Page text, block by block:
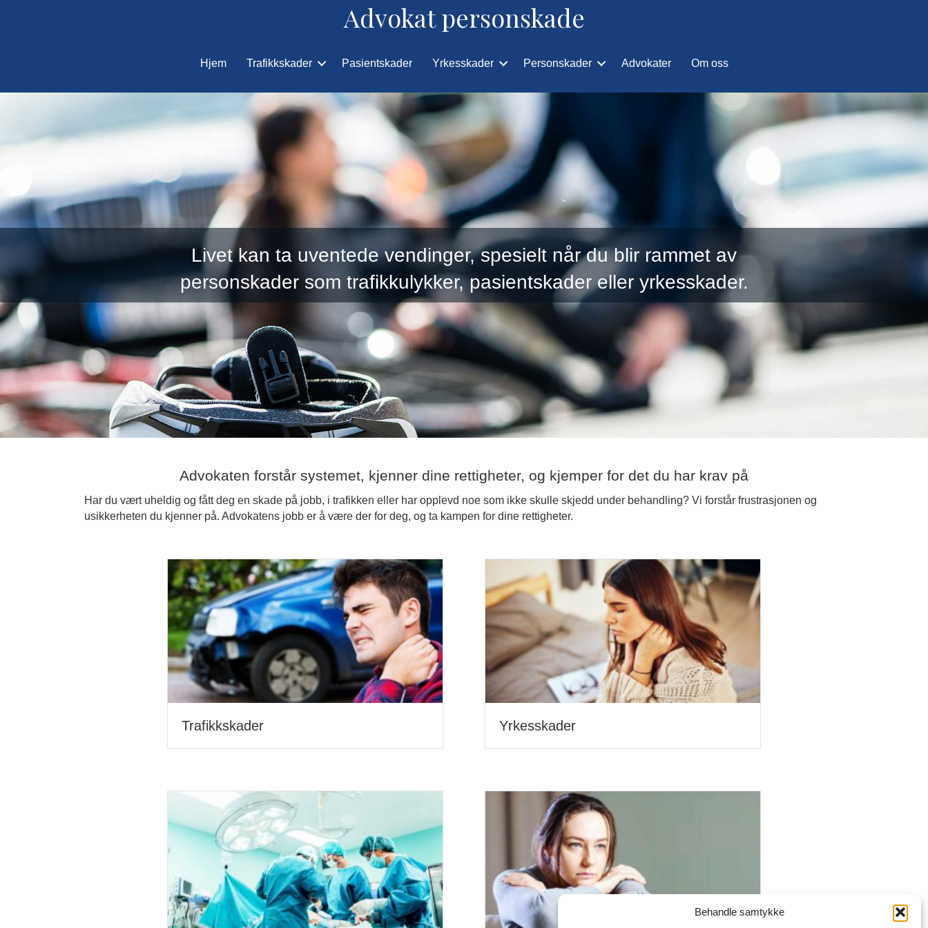
Behandle samtykke
Advokat personskade
Hjem Trafikkskader Pasientskader Yrkesskader Personskader Advokater Om oss
Livet kan ta uventede vendinger, spesielt når du blir rammet av
personskader som trafikkulykker, pasientskader eller yrkesskader.
Advokaten forstår systemet, kjenner dine rettigheter, og kjemper for det du har krav på
Har du vært uheldig og fått deg en skade på jobb, i trafikken eller har opplevd noe som ikke skulle skjedd under behandling? Vi forstår frustrasjonen og
usikkerheten du kjenner på. Advokatens jobb er å være der for deg, og ta kampen for dine rettigheter.
Trafikkskader Yrkesskader